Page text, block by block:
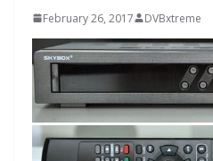
February 26, 2017 DVBxtreme